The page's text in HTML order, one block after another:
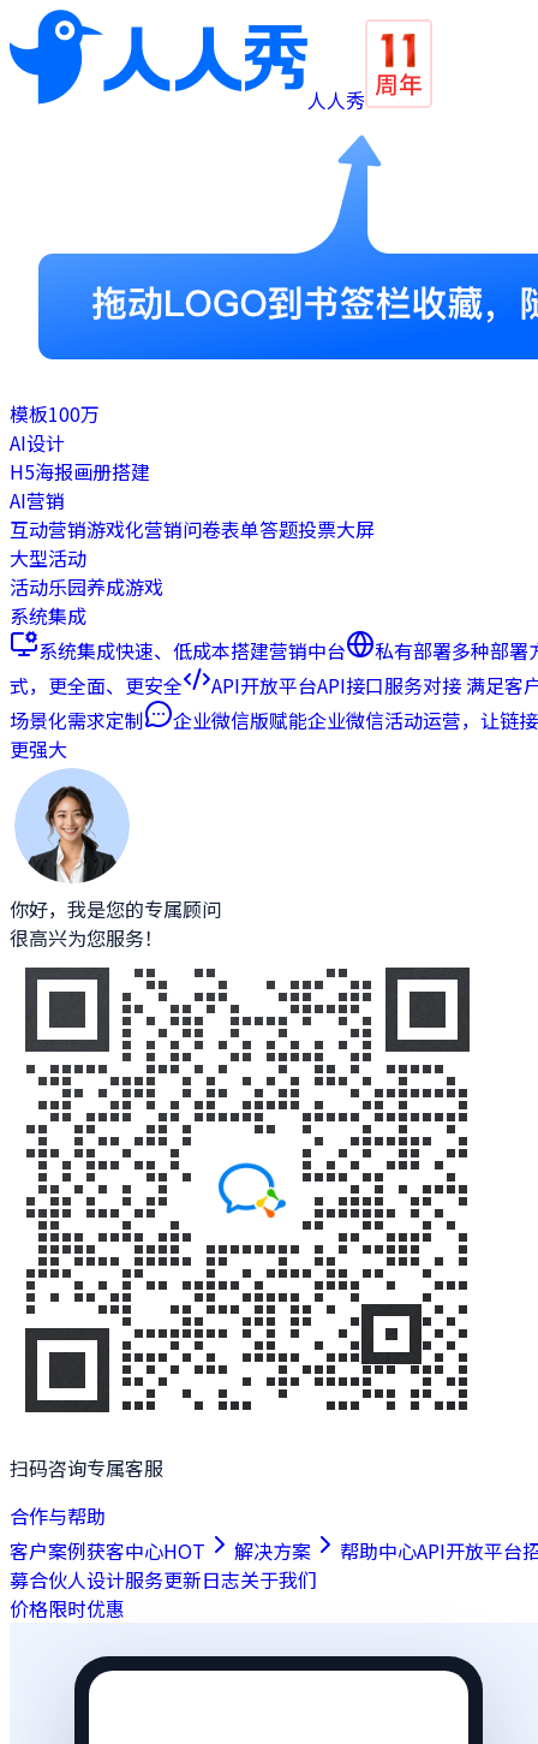
人人秀
模板100万
AI设计
H5海报画册搭建
AI营销
互动营销游戏化营销问卷表单答题投票大屏
大型活动
活动乐园养成游戏
系统集成
系统集成快速、低成本搭建营销中台 私有部署多种部署
式，更全面、更安全
API开放平台API接口服务对接 满足客
场景化需求定制
企业微信版赋能企业微信活动运营，让链接
更强大
你好，我是您的专属顾问
很高兴为您服务！
扫码咨询专属客服
合作与帮助
客户案例获客中心HOT 解决方案 帮助中心API开放平台
募合伙人设计服务更新日志关于我们
价格限时优惠